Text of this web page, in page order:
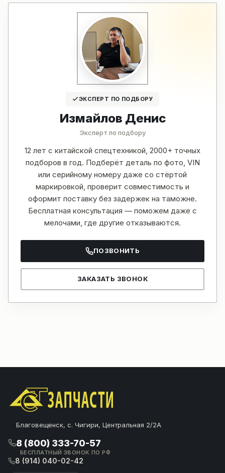
ЭКСПЕРТ ПО ПОДБОРУ
Измайлов Денис
Эксперт по подбору
12 лет с китайской спецтехникой, 2000+ точных
подборов в год. Подберёт деталь по фото, VIN
или серийному номеру даже со стёртой
маркировкой, проверит совместимость и
оформит поставку без задержек на таможне.
Бесплатная консультация — поможем даже с
мелочами, где другие отказываются.
ПОЗВОНИТЬ
ЗАКАЗАТЬ ЗВОНОК
Благовещенск, с. Чигири, Центральная 2/2А
8 (800) 333-70-57
БЕСПЛАТНЫЙ ЗВОНОК ПО РФ
8 (914) 040-02-42